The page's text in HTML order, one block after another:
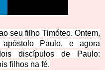
seu filho Timóteo. Ontem,
Paulo, e agora
discípulos de Paulo:
filhos na fé.